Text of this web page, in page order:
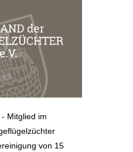
Mitglied im
von 15